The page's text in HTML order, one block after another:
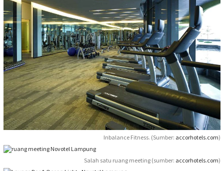
Inbalance Fitness. (Sumber: accorhotels.com)
Salah satu ruang meeting (sumber: accorhotels.com)